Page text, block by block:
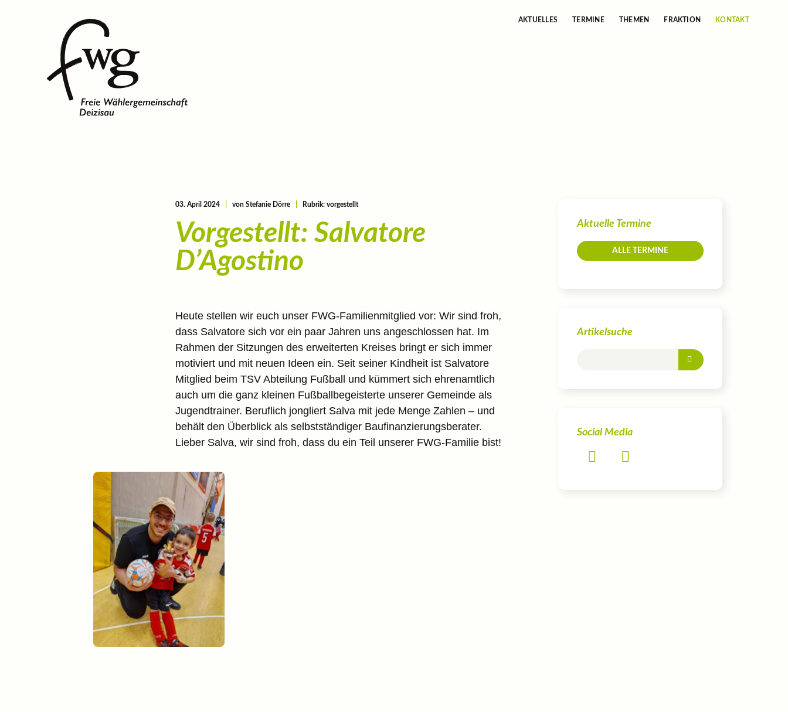
AKTUELLES TERMINE THEMEN FRAKTION KONTAKT
03. April 2024 von Stefanie Dörre Rubrik: vorgestellt
Vorgestellt: Salvatore
D’Agostino
Heute stellen wir euch unser FWG-Familienmitglied vor: Wir sind froh,
dass Salvatore sich vor ein paar Jahren uns angeschlossen hat. Im
Rahmen der Sitzungen des erweiterten Kreises bringt er sich immer
motiviert und mit neuen Ideen ein. Seit seiner Kindheit ist Salvatore
Mitglied beim TSV Abteilung Fußball und kümmert sich ehrenamtlich
auch um die ganz kleinen Fußballbegeisterte unserer Gemeinde als
Jugendtrainer. Beruflich jongliert Salva mit jede Menge Zahlen – und
behält den Überblick als selbstständiger Baufinanzierungsberater.
Lieber Salva, wir sind froh, dass du ein Teil unserer FWG-Familie bist!
Aktuelle Termine
ALLE TERMINE
Artikelsuche
Social Media